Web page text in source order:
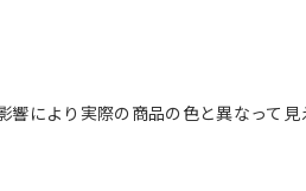
により実際の商品の色と異なって見